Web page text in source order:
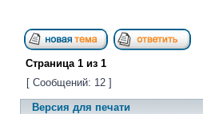
Страница 1 из 1
[ Сообщений: 12 ]
Версия для печати